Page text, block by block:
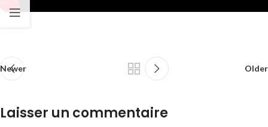
Newer Older
Laisser un commentaire